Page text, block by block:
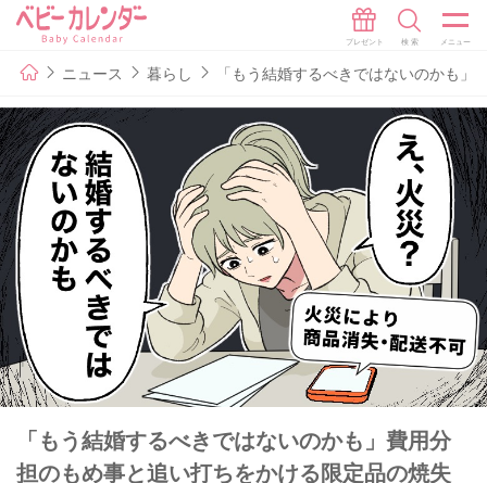
ニュース 暮らし 「もう結婚するべきではないのかも
「もう結婚するべきではないのかも」費用分
担のもめ事と追い打ちをかける限定品の焼失